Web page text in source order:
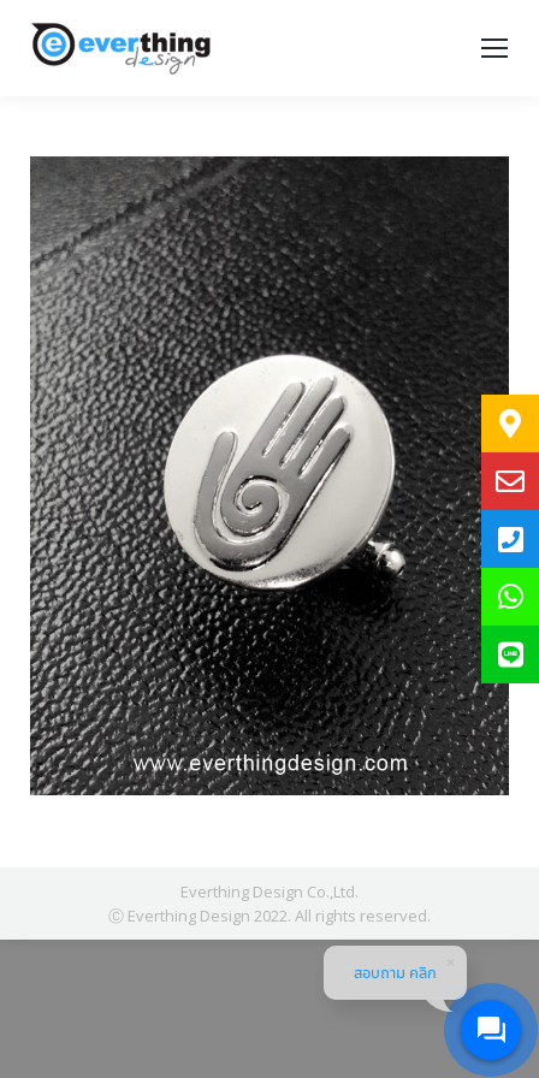
Everthing Design Co.,Ltd.
Ⓒ Everthing Design 2022. All rights reserved.
สอบถาม คลิก